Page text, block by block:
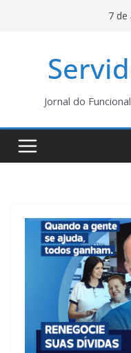
7 de
Jornal do